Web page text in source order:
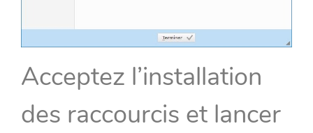
Acceptez l’installation
des raccourcis et lancer